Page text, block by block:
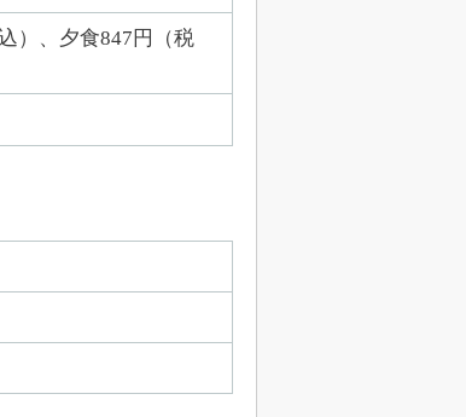
、夕食847円（税